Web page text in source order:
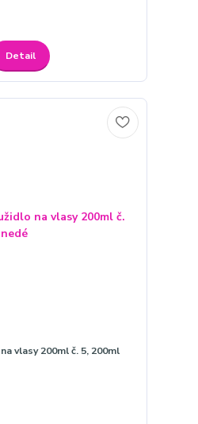
Detail
vlasy 200ml č. 5, 200ml